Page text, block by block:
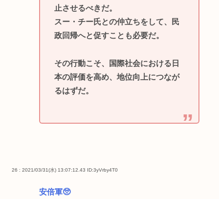
止させるべきだ。
スー・チー氏との仲立ちをして、民
政回帰へと促すことも必要だ。
その行動こそ、国際社会における日
本の評価を高め、地位向上につなが
るはずだ。
26 : 2021/03/31(水) 13:07:12.43 ID:3yVrby4T0
安倍軍🥺